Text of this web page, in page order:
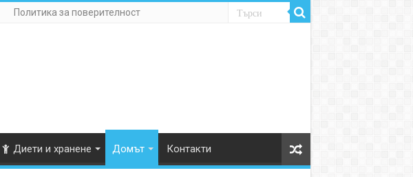
Политика за поверителност
Диети и хранене Домът Контакти